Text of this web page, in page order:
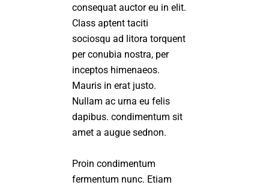
consequat auctor eu in elit.
Class aptent taciti
sociosqu ad litora torquent
per conubia nostra, per
inceptos himenaeos.
Mauris in erat justo.
Nullam ac urna eu felis
dapibus. condimentum sit
amet a augue sednon.
Proin condimentum
fermentum nunc. Etiam